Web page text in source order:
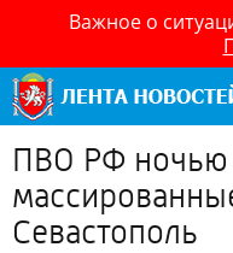
Важное о
ПВО РФ ночью
Севастополь